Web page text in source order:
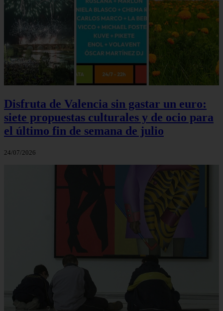
Disfruta de Valencia sin gastar un euro:
siete propuestas culturales y de ocio para
el último fin de semana de julio
24/07/2026